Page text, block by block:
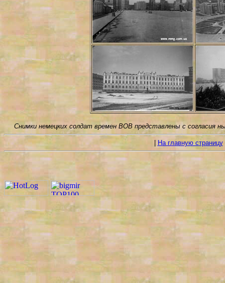
Снимки немецких солдат времен ВОВ представлены с согласия
На главную страницу